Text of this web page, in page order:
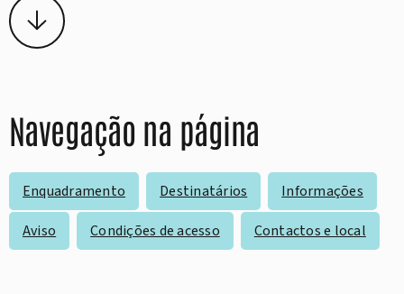
Navegação na página
Enquadramento Destinatários
Informações
Aviso
Condições de acesso Contactos e local